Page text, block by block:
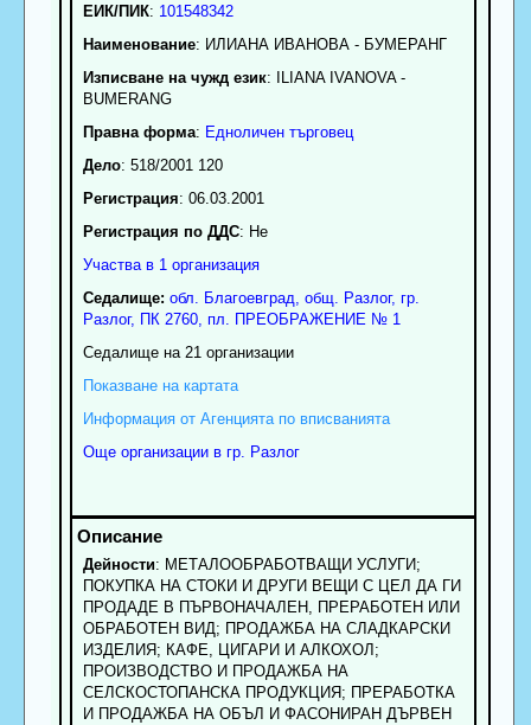
ЕИК/ПИК: 101548342
Наименование: ИЛИАНА ИВАНОВА - БУМЕРАНГ
Изписване на чужд език: ILIANA IVANOVA -
BUMERANG
Правна форма: Едноличен търговец
Дело: 518/2001 120
Регистрация: 06.03.2001
Регистрация по ДДС: Нe
Участва в 1 организация
Седалище: обл. Благоевград общ. Разлог, гр.
Разлог, ПК 2760, пл. ПРЕОБРАЖЕНИЕ № 1
Седалище на 21 организации
Показване на картата
Информация от Агенцията по вписванията
Още организации в гр. Разлог
Дейности: МЕТАЛООБРАБОТВАЩИ УСЛУГИ;
ПОКУПКА НА СТОКИ И ДРУГИ ВЕЩИ С ЦЕЛ ДА ГИ
ПРОДАДЕ В ПЪРВОНАЧАЛЕН, ПРЕРАБОТЕН ИЛИ
ОБРАБОТЕН ВИД; ПРОДАЖБА НА СЛАДКАРСКИ
ИЗДЕЛИЯ; КАФЕ, ЦИГАРИ И АЛКОХОЛ;
ПРОИЗВОДСТВО И ПРОДАЖБА НА
СЕЛСКОСТОПАНСКА ПРОДУКЦИЯ; ПРЕРАБОТКА
И ПРОДАЖБА НА ОБЪЛ И ФАСОНИРАН ДЪРВЕН